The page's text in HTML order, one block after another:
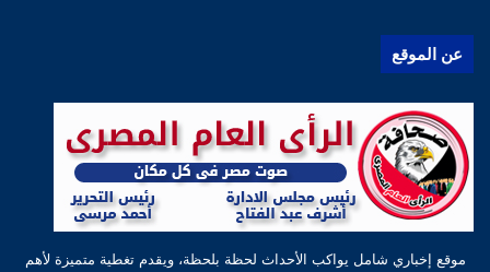
عن الموقع
موقع إخباري شامل يواكب الأحداث لحظة بلحظة، ويقدم تغطية متميزة لأهم